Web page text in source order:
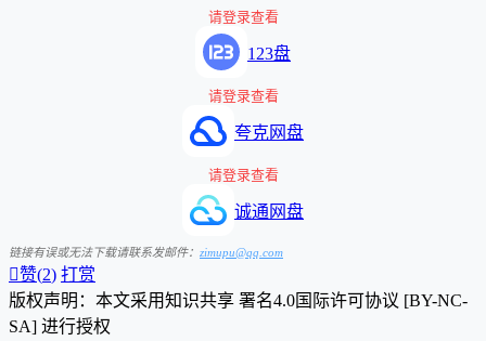
请登录查看
123盘
请登录查看
夸克网盘
请登录查看
诚通网盘
链接有误或无法下载请联系发邮件： zimupu@qq.com
赞(2) 打赏
版权声明：本文采用知识共享 署名4.0国际许可协议 [BY-NC-
SA] 进行授权